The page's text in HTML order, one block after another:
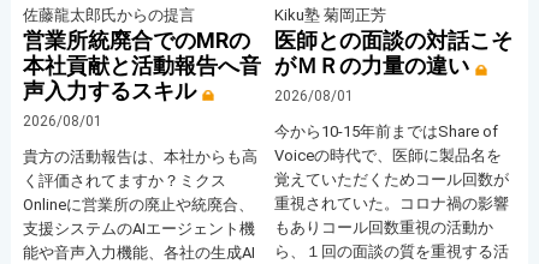
佐藤龍太郎氏からの提言
営業所統廃合でのMRの
本社貢献と活動報告へ音
声入力するスキル
2026/08/01
貴方の活動報告は、本社からも高
く評価されてますか？ミクス
Onlineに営業所の廃止や統廃合、
支援システムのAIエージェント機
能や音声入力機能、各社の生成AI
Kiku塾 菊岡正芳
医師との面談の対話こそ
がＭＲの力量の違い
2026/08/01
今から10-15年前まではShare of
Voiceの時代で、医師に製品名を
覚えていただくためコール回数が
重視されていた。コロナ禍の影響
もありコール回数重視の活動か
ら、１回の面談の質を重視する活